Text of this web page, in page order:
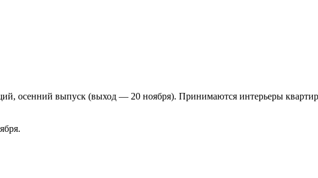
осенний выпуск (выход — 20 ноября). Принимаются интерьеры